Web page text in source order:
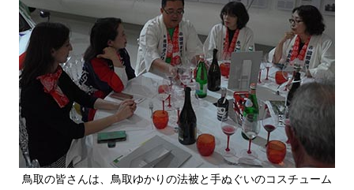
鳥取の皆さんは、鳥取ゆかりの法被と手ぬぐいのコスチューム